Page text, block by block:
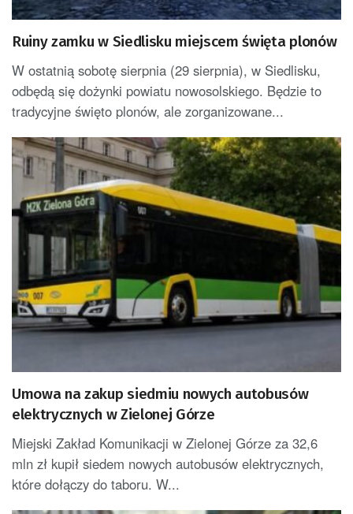
Ruiny zamku w Siedlisku miejscem święta plonów
W ostatnią sobotę sierpnia (29 sierpnia), w Siedlisku,
odbędą się dożynki powiatu nowosolskiego. Będzie to
tradycyjne święto plonów, ale zorganizowane...
Umowa na zakup siedmiu nowych autobusów
elektrycznych w Zielonej Górze
Miejski Zakład Komunikacji w Zielonej Górze za 32,6
mln zł kupił siedem nowych autobusów elektrycznych,
które dołączy do taboru. W...